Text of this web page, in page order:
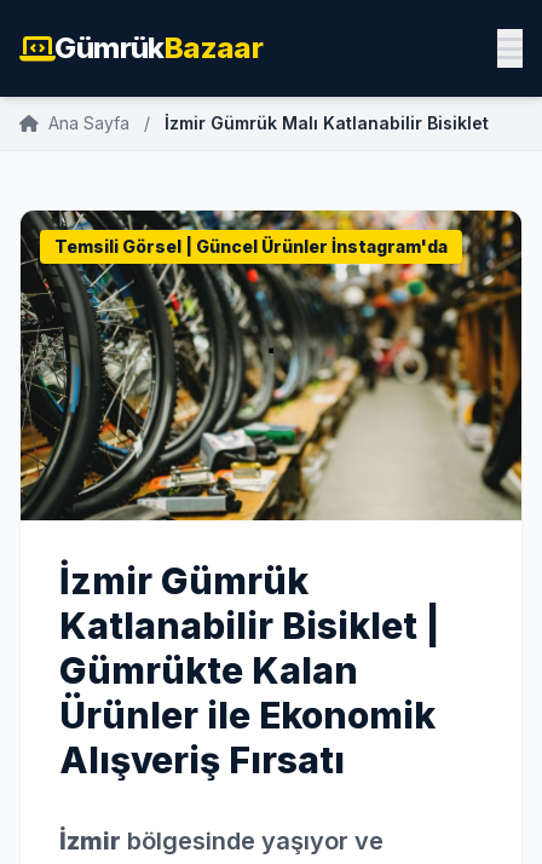
GümrükBazaar
Ana Sayfa / İzmir Gümrük Malı Katlanabilir Bisiklet
Temsili Görsel | Güncel Ürünler İnstagram'da
İzmir Gümrük
Katlanabilir Bisiklet |
Gümrükte Kalan
Ürünler ile Ekonomik
Alışveriş Fırsatı
İzmir bölgesinde yaşıyor ve